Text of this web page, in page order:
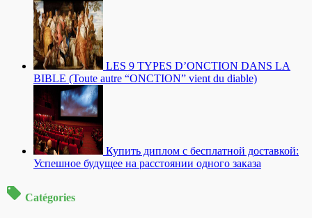
LES 9 TYPES D’ONCTION DANS LA
BIBLE (Toute autre “ONCTION” vient du diable)
Купить диплом с бесплатной доставкой:
Успешное будущее на расстоянии одного заказа
Catégories